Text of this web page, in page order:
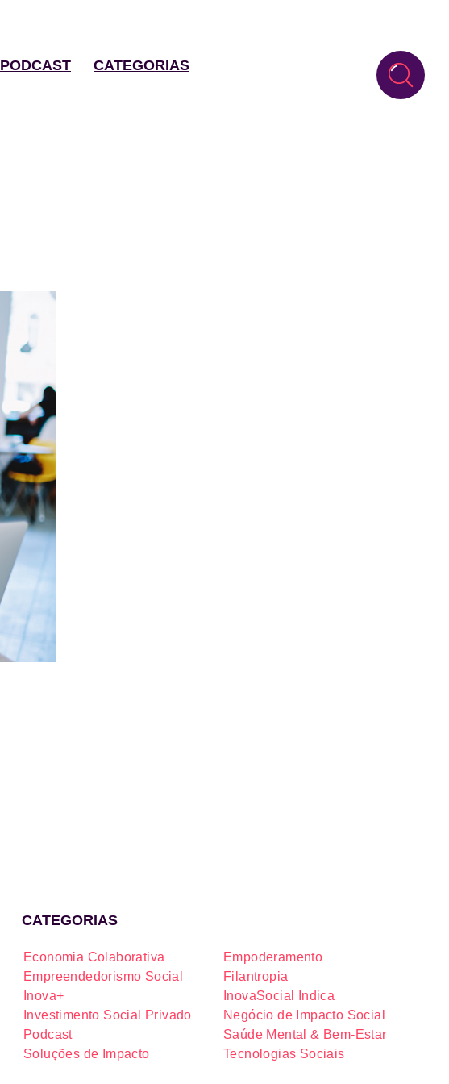
PODCAST CATEGORIAS
CATEGORIAS
Economia Colaborativa
Empoderamento
Empreendedorismo Social
Filantropia
Inova+
InovaSocial Indica
Investimento Social Privado
Negócio de Impacto Social
Podcast
Saúde Mental & Bem-Estar
Soluções de Impacto
Tecnologias Sociais